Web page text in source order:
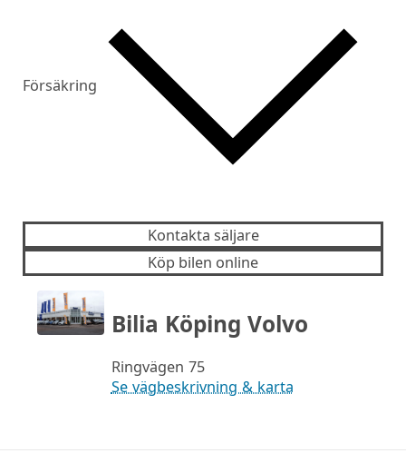
Försäkring
Kontakta säljare
Köp bilen online
Bilia Köping Volvo
Ringvägen 75
Se vägbeskrivning & karta